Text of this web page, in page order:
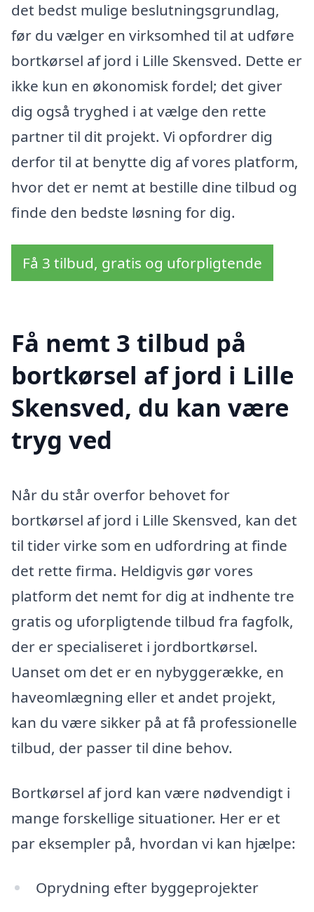
det bedst mulige beslutningsgrundlag,
før du vælger en virksomhed til at udføre
bortkørsel af jord i Lille Skensved. Dette er
ikke kun en økonomisk fordel; det giver
dig også tryghed i at vælge den rette
partner til dit projekt. Vi opfordrer dig
derfor til at benytte dig af vores platform,
hvor det er nemt at bestille dine tilbud og
finde den bedste løsning for dig.
Få 3 tilbud, gratis og uforpligtende
Få nemt 3 tilbud på
bortkørsel af jord i Lille
Skensved, du kan være
tryg ved
Når du står overfor behovet for
bortkørsel af jord i Lille Skensved, kan det
til tider virke som en udfordring at finde
det rette firma. Heldigvis gør vores
platform det nemt for dig at indhente tre
gratis og uforpligtende tilbud fra fagfolk,
der er specialiseret i jordbortkørsel.
Uanset om det er en nybyggerække, en
haveomlægning eller et andet projekt,
kan du være sikker på at få professionelle
tilbud, der passer til dine behov.
Bortkørsel af jord kan være nødvendigt i
mange forskellige situationer. Her er et
par eksempler på, hvordan vi kan hjælpe:
Oprydning efter byggeprojekter